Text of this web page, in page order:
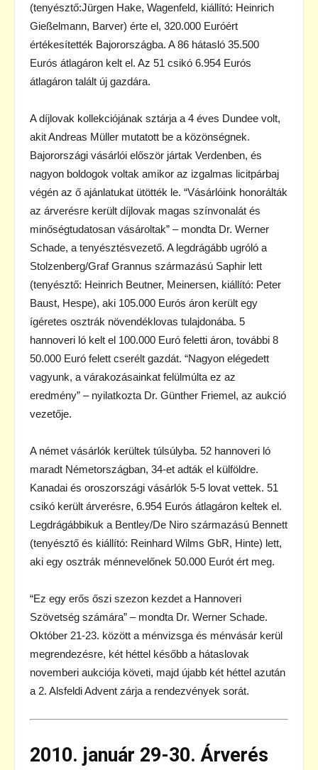
(tenyésztő:Jürgen Hake, Wagenfeld, kiállító: Heinrich
Gießelmann, Barver) érte el, 320.000 Euróért
értékesítették Bajorországba. A 86 hátasló 35.500
Eurós átlagáron kelt el. Az 51 csikó 6.954 Eurós
átlagáron talált új gazdára.
A díjlovak kollekciójának sztárja a 4 éves Dundee volt,
akit Andreas Müller mutatott be a közönségnek.
Bajorországi vásárlói először jártak Verdenben, és
nagyon boldogok voltak amikor az izgalmas licitpárbaj
végén az ő ajánlatukat ütötték le. “Vásárlóink honorálták
az árverésre került díjlovak magas színvonalát és
minőségtudatosan vásároltak” – mondta Dr. Werner
Schade, a tenyésztésvezető. A legdrágább ugróló a
Stolzenberg/Graf Grannus származású Saphir lett
(tenyésztő: Heinrich Beutner, Meinersen, kiállító: Peter
Baust, Hespe), aki 105.000 Eurós áron került egy
ígéretes osztrák növendéklovas tulajdonába. 5
hannoveri ló kelt el 100.000 Euró feletti áron, további 8
50.000 Euró felett cserélt gazdát. “Nagyon elégedett
vagyunk, a várakozásainkat felülmúlta ez az
eredmény” – nyilatkozta Dr. Günther Friemel, az aukció
vezetője.
A német vásárlók kerültek túlsúlyba. 52 hannoveri ló
maradt Németországban, 34-et adták el külföldre.
Kanadai és oroszországi vásárlók 5-5 lovat vettek. 51
csikó került árverésre, 6.954 Eurós átlagáron keltek el.
Legdrágábbikuk a Bentley/De Niro származású Bennett
(tenyésztő és kiállító: Reinhard Wilms GbR, Hinte) lett,
aki egy osztrák ménnevelőnek 50.000 Eurót ért meg.
“Ez egy erős őszi szezon kezdet a Hannoveri
Szövetség számára” – mondta Dr. Werner Schade.
Október 21-23. között a ménvizsga és ménvásár kerül
megrendezésre, két héttel később a hátaslovak
novemberi aukciója követi, majd újabb két héttel azután
a 2. Alsfeldi Advent zárja a rendezvények sorát.
2010. január 29-30. Árverés